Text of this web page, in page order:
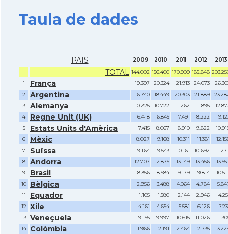
Taula de dades
PAIS 2009 2010 2011 2012 2013
TOTAL 144.002 156.400 170.909 185.848
1
França 19.397 20.324 21.913 24.073
2
Argentina 16.740 18.449 20.303 21.889
3
Alemanya 10.225 10.722 11.262 11.895
4
Regne Unit (UK) 6.418 6.845 7.491 8.222
5
Estats Units d'Amèrica 7.415 8.067 8.910 9.822
6
Mèxic 8.027 9.168 10.311 11.381
7
Suïssa 9.164 9.543 10.161 10.692
8
Andorra 12.707 12.875 13.149 13.456
9
Brasil 8.356 8.584 9.179 9.814
10
Bèlgica 2.956 3.488 4.064 4.784
11
Equador 1.105 1.580 2.144 2.946
12 Xile 4.161 4.654 5.581 6.126
13 Veneçuela 9.155 9.997 10.615 11.026
14
Colòmbia 1.966 2.191 2.464 2.735